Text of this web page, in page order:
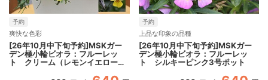
予約
爽快な色彩
[26年10月中下旬予約]MSKガー
デン極小輪ビオラ：フルーレッ
ト クリーム（レモンイエロー）
予約
上品な印象の品種
[26年10月中下旬予約]MSKガー
デン極小輪ビオラ：フルーレッ
ト シルキーピンク3号ポット